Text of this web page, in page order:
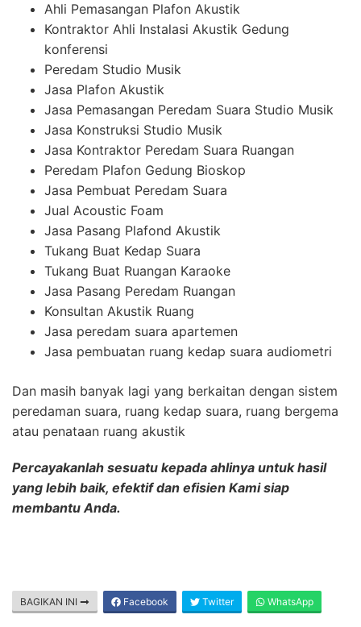
Ahli Pemasangan Plafon Akustik
Kontraktor Ahli Instalasi Akustik Gedung
konferensi
Peredam Studio Musik
Jasa Plafon Akustik
Jasa Pemasangan Peredam Suara Studio Musik
Jasa Konstruksi Studio Musik
Jasa Kontraktor Peredam Suara Ruangan
Peredam Plafon Gedung Bioskop
Jasa Pembuat Peredam Suara
Jual Acoustic Foam
Jasa Pasang Plafond Akustik
Tukang Buat Kedap Suara
Tukang Buat Ruangan Karaoke
Jasa Pasang Peredam Ruangan
Konsultan Akustik Ruang
Jasa peredam suara apartemen
Jasa pembuatan ruang kedap suara audiometri
Dan masih banyak lagi yang berkaitan dengan sistem
peredaman suara, ruang kedap suara, ruang bergema
atau penataan ruang akustik
Percayakanlah sesuatu kepada ahlinya untuk hasil
yang lebih baik, efektif dan efisien Kami siap
membantu Anda.
BAGIKAN INI Facebook Twitter WhatsApp